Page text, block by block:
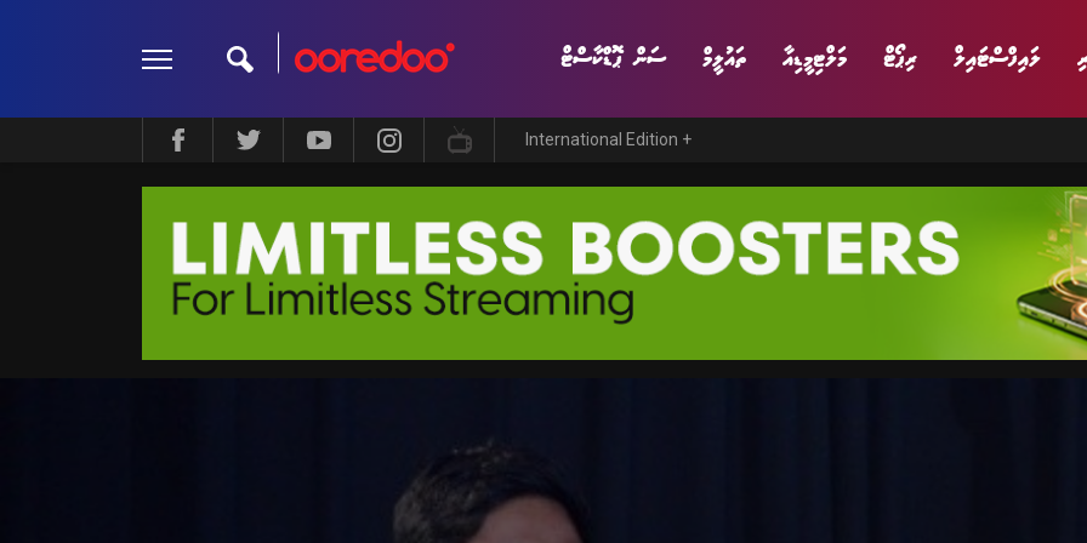
ލައިފްސްޓައިލް ރިޕޯޓް މަލްޓިމީޑިއާ ތައުލީމް ސަން ޕޮޑްކާސްޓް
ލައިފްސްޓައިލް ދީން ކޮލަމް މަލްޓިމީޑިއާ
International Edition +